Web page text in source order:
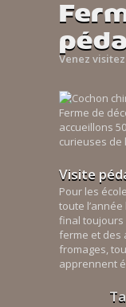
Venez
Ferme de
accueillons
curieuses de
Visite
Pour les
toute
final toujours
ferme et des
fromages,
apprennent